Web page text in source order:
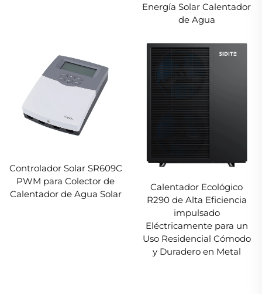
Energía Solar Calentador
de Agua
Controlador Solar SR609C
PWM para Colector de
Calentador de Agua Solar
Calentador Ecológico
R290 de Alta Eficiencia
impulsado
Eléctricamente para un
Uso Residencial Cómodo
y Duradero en Metal